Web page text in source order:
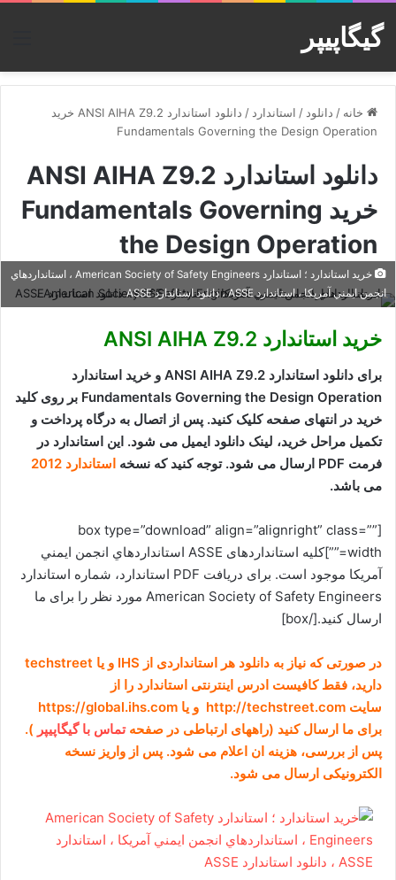
گیگاپیپر
خانه / دانلود / استاندارد /
دانلود استاندارد ANSI AIHA Z9.2 خرید
Fundamentals Governing the Design Operation
دانلود استاندارد ANSI AIHA Z9.2
خرید Fundamentals Governing
the Design Operation
خرید استاندارد ؛ استاندارد American Society of Safety Engineers ، استانداردهاي
انجمن ايمني آمريکا ، استاندارد ASSE ، دانلود استاندارد ASSE
خرید استاندارد ANSI AIHA Z9.2
برای دانلود استاندارد ANSI AIHA Z9.2 و خرید استاندارد
Fundamentals Governing the Design Operation بر روی کلید
خرید در انتهای صفحه کلیک کنید. پس از اتصال به درگاه پرداخت و
تکمیل مراحل خرید، لینک دانلود ایمیل می شود. این استاندارد در
فرمت PDF ارسال می شود. توجه کنید که نسخه
استاندارد 2012
می باشد.
[box type=”download” align=”alignright” class=””
width=””]کلیه استانداردهای
ASSE استانداردهاي انجمن ايمني
آمريکا موجود است. برای دریافت PDF استاندارد، شماره استاندارد
American Society of Safety Engineers مورد نظر را برای ما
ارسال کنید.[/box]
در صورتی که نیاز به دانلود هر استانداردی از IHS و یا techstreet
دارید، فقط کافیست ادرس اینترنتی استاندارد را از
سایت http://techstreet.com و یا https://global.ihs.com
برای ما ارسال کنید (راههای ارتباطی در صفحهتماس با گیگاپیپر ).
پس از بررسی، هزینه ان اعلام می شود. پس از واریز نسخه
الکترونیکی ارسال می شود.